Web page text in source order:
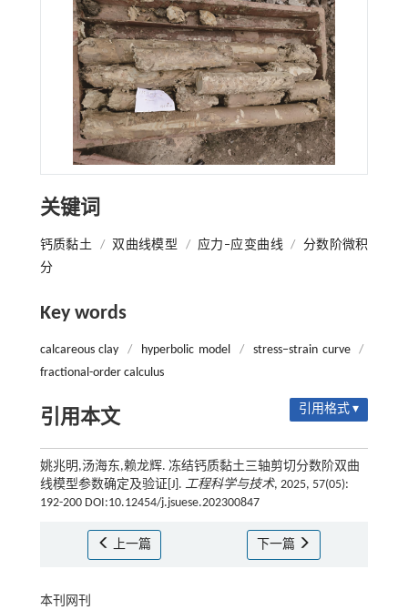
关键词
钙质黏土 / 双曲线模型 / 应力‒应变曲线 / 分数阶微积
分
Key words
calcareous clay / hyperbolic model / stress‒strain curve
/
fractional-order calculus
引用本文 引用格式 ▾
姚兆明,汤海东,赖龙辉. 冻结钙质黏土三轴剪切分数阶双曲
线模型参数确定及验证[J]. 工程科学与技术, 2025, 57(05):
192-200 DOI:10.12454/j.jsuese.202300847
上一篇 下一篇
本刊网刊